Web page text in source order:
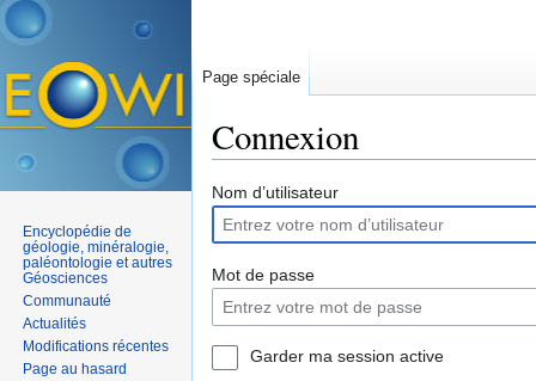
Connexion
Nom d’utilisateur
Mot de passe
Garder ma session active
Page spéciale
Encyclopédie de
géologie, minéralogie,
paléontologie et autres
Géosciences
Communauté
Actualités
Modifications récentes
Page au hasard